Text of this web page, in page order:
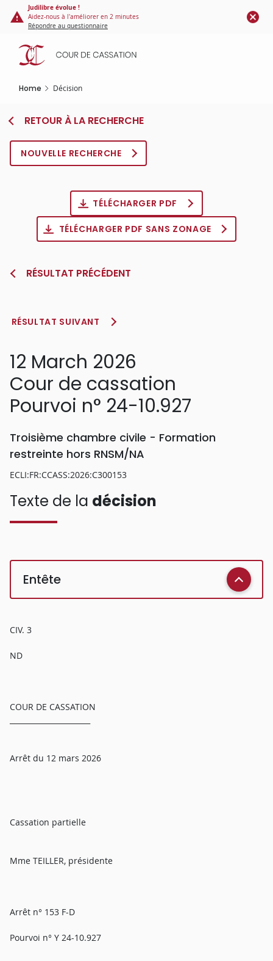
Cookies management panel
content
Judilibre évolue !
Aidez-nous à l'améliorer en 2 minutes
Répondre au questionnaire
Home Décision
RETOUR À LA RECHERCHE
NOUVELLE RECHERCHE
TÉLÉCHARGER PDF
TÉLÉCHARGER PDF SANS ZONAGE
RÉSULTAT PRÉCÉDENT
RÉSULTAT SUIVANT
12 March 2026
Cour de cassation
Pourvoi n° 24-10.927
Troisième chambre civile - Formation
restreinte hors RNSM/NA
ECLI:FR:CCASS:2026:C300153
Texte de la décision
Entête
CIV. 3
ND
COUR DE CASSATION
Arrêt du 12 mars 2026
Cassation partielle
Mme TEILLER, présidente
Arrêt n° 153 F-D
Pourvoi n° Y 24-10.927